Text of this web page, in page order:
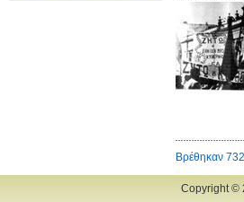
Βρέθηκαν
Copyright ©